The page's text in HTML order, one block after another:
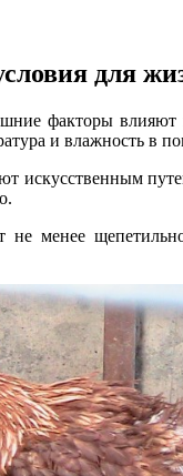
для
факторы
и влажность в
искусственным
не менее